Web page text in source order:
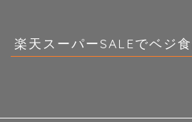
楽天スーパーSALEでベジ
人気のブロ